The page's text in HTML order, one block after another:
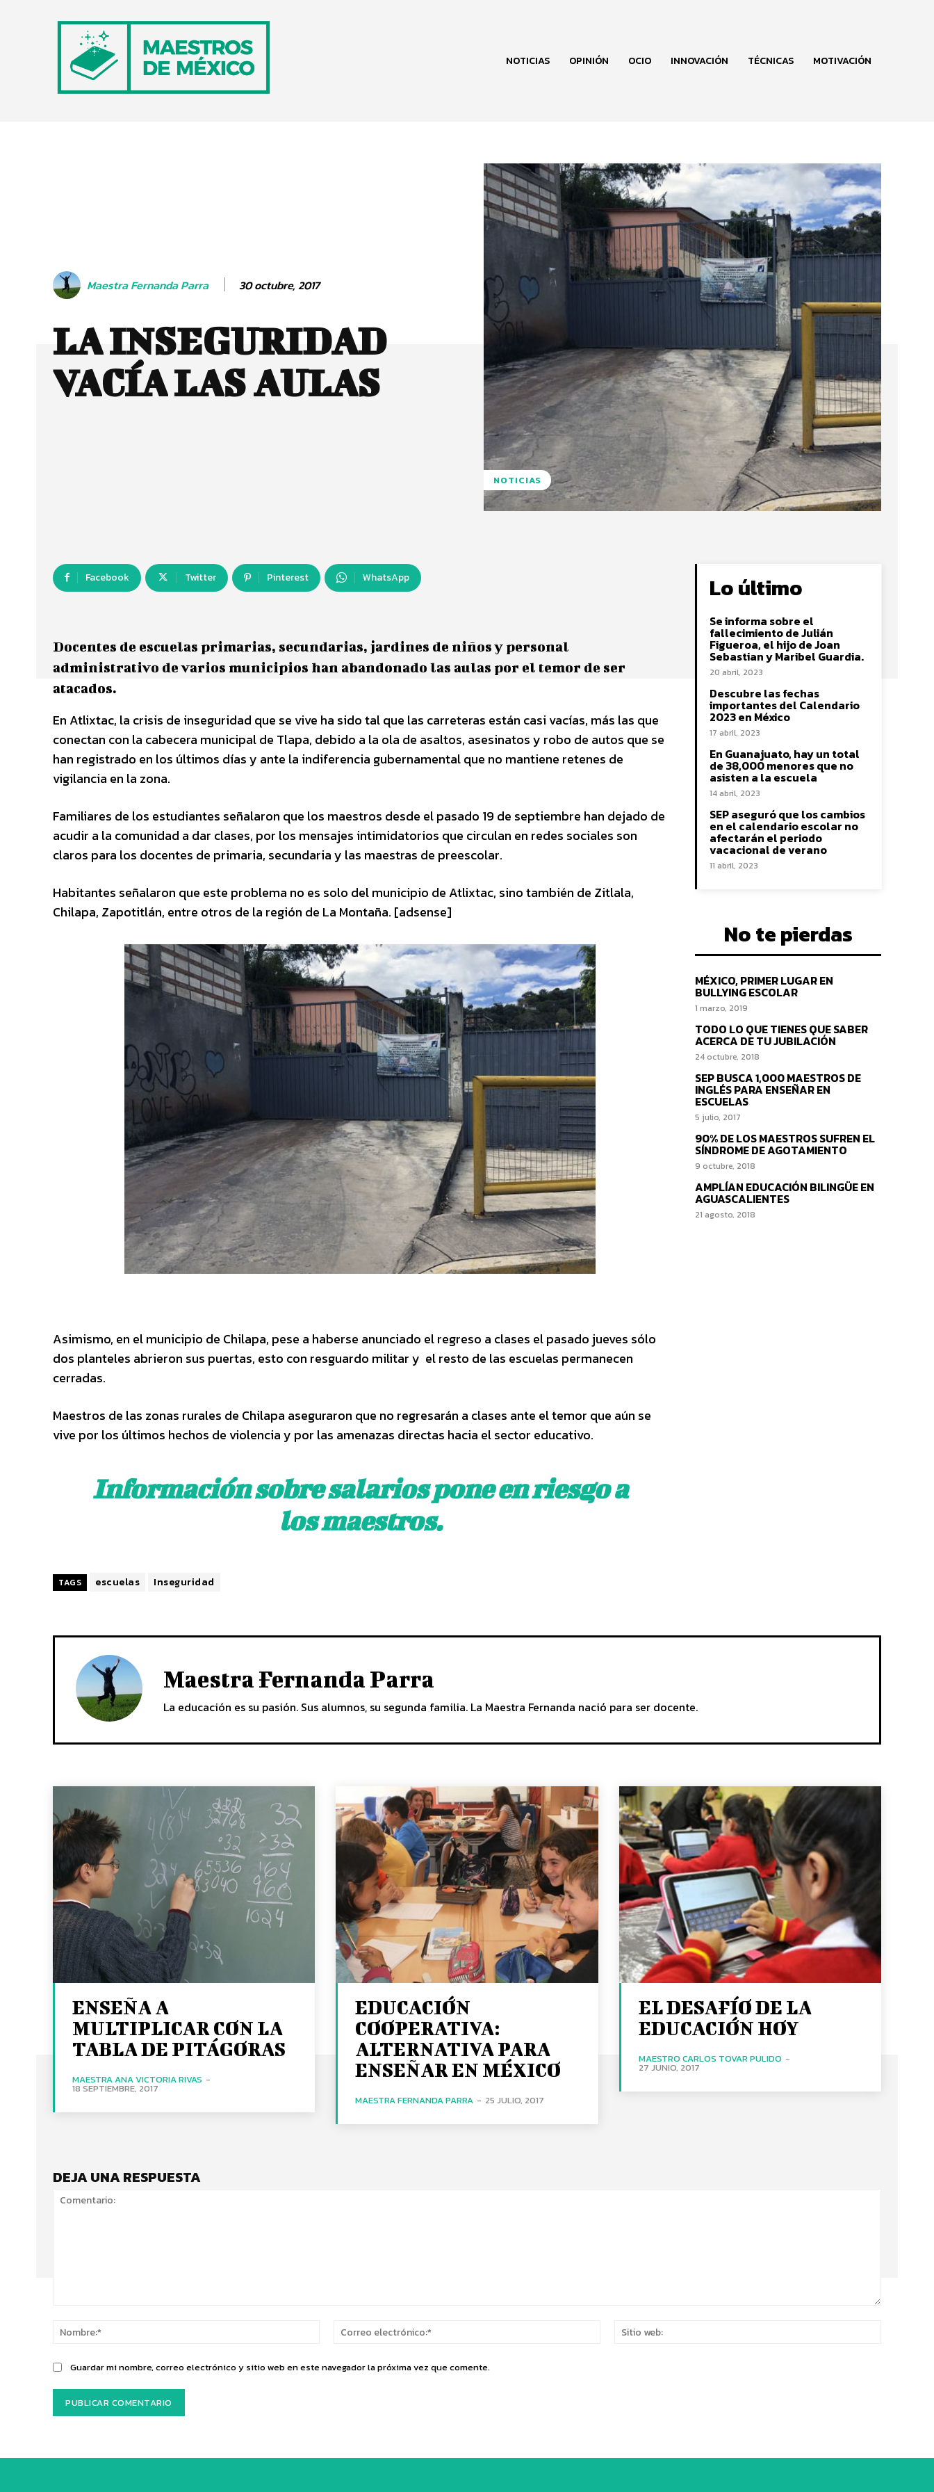
NOTICIAS OPINIÓN OCIO INNOVACIÓN TÉCNICAS MOTIVACIÓN
Maestra Fernanda Parra 30 octubre, 2017
LA INSEGURIDAD
VACÍA LAS AULAS
NOTICIAS
Facebook Twitter Pinterest WhatsApp
Docentes de escuelas primarias, secundarias, jardines de niños y personal
administrativo de varios municipios han abandonado las aulas por el temor de ser
atacados.
En Atlixtac, la crisis de inseguridad que se vive ha sido tal que las carreteras están casi vacías, más las que
conectan con la cabecera municipal de Tlapa, debido a la ola de asaltos, asesinatos y robo de autos que se
han registrado en los últimos días y ante la indiferencia gubernamental que no mantiene retenes de
vigilancia en la zona.
Familiares de los estudiantes señalaron que los maestros desde el pasado 19 de septiembre han dejado de
acudir a la comunidad a dar clases, por los mensajes intimidatorios que circulan en redes sociales son
claros para los docentes de primaria, secundaria y las maestras de preescolar.
Habitantes señalaron que este problema no es solo del municipio de Atlixtac, sino también de Zitlala,
Chilapa, Zapotitlán, entre otros de la región de La Montaña. [adsense]
Asimismo, en el municipio de Chilapa, pese a haberse anunciado el regreso a clases el pasado jueves sólo
dos planteles abrieron sus puertas, esto con resguardo militar y el resto de las escuelas permanecen
cerradas.
Maestros de las zonas rurales de Chilapa aseguraron que no regresarán a clases ante el temor que aún se
vive por los últimos hechos de violencia y por las amenazas directas hacia el sector educativo.
Información sobresalarios pone en riesgo a
los maestros.
TAGS escuelas Inseguridad
Lo último
Se informa sobre el
fallecimiento de Julián
Figueroa, el hijo de Joan
Sebastian y Maribel Guardia.
20 abril, 2023
Descubre las fechas
importantes del Calendario
2023 en México
17 abril, 2023
En Guanajuato, hay un total
de 38,000 menores que no
asisten a la escuela
14 abril, 2023
SEP aseguró que los cambios
en el calendario escolar no
afectarán el periodo
vacacional de verano
11 abril, 2023
No te pierdas
MÉXICO, PRIMER LUGAR EN
BULLYING ESCOLAR
1 marzo, 2019
TODO LO QUE TIENES QUE SABER
ACERCA DE TU JUBILACIÓN
24 octubre, 2018
SEP BUSCA 1,000 MAESTROS DE
INGLÉS PARA ENSEÑAR EN
ESCUELAS
5 julio, 2017
90% DE LOS MAESTROS SUFREN EL
SÍNDROME DE AGOTAMIENTO
9 octubre, 2018
AMPLÍAN EDUCACIÓN BILINGÜE EN
AGUASCALIENTES
21 agosto, 2018
Maestra Fernanda Parra
La educación es su pasión. Sus alumnos, su segunda familia. La Maestra Fernanda nació para ser docente.
ENSEÑA A
MULTIPLICAR CON LA
TABLA DE PITÁGORAS
MAESTRA ANA VICTORIA RIVAS -
18 SEPTIEMBRE, 2017
EDUCACIÓN
COOPERATIVA:
ALTERNATIVA PARA
ENSEÑAR EN MÉXICO
MAESTRA FERNANDA PARRA - 25 JULIO, 2017
EL DESAFÍO DE LA
EDUCACIÓN HOY
MAESTRO CARLOS TOVAR PULIDO -
27 JUNIO, 2017
DEJA UNA RESPUESTA
Nombre:*
Correo
Guardar mi nombre, correo electrónico y sitio web en este navegador la próxima vez que comente.